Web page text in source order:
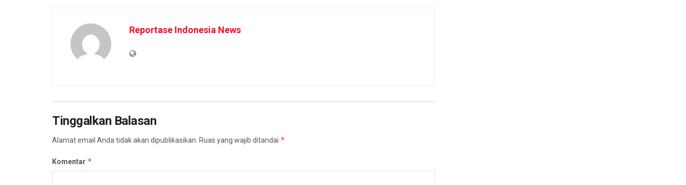
Reportase Indonesia News
Tinggalkan Balasan
Alamat email Anda tidak akan dipublikasikan. Ruas yang wajib ditandai *
Komentar *